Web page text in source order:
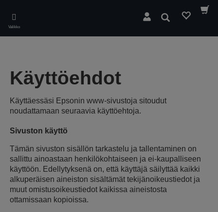
main
content
Valikko
Hae
Käyttöehdot
Käyttäessäsi Epsonin www-sivustoja sitoudut
noudattamaan seuraavia käyttöehtoja.
Sivuston käyttö
Tämän sivuston sisällön tarkastelu ja tallentaminen on
sallittu ainoastaan henkilökohtaiseen ja ei-kaupalliseen
käyttöön. Edellytyksenä on, että käyttäjä säilyttää kaikki
alkuperäisen aineiston sisältämät tekijänoikeustiedot ja
muut omistusoikeustiedot kaikissa aineistosta
ottamissaan kopioissa.